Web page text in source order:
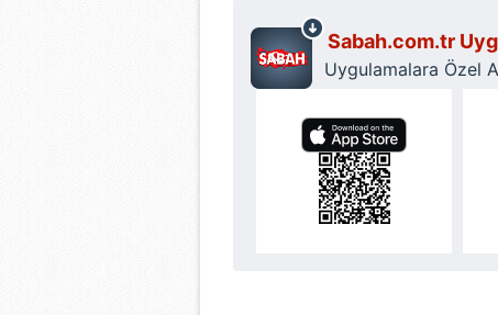
Çerezlere ilişkin tercihlerinizi
butonuna tıklayabilir,
Çerez
mevzuata uygun olarak
Sabah.com.tr
Uygulamalara Özel